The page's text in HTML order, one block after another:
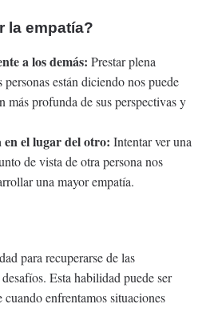
la empatía?
a los demás: Prestar plena
están diciendo nos puede
más profunda de sus perspectivas y
el lugar del otro: Intentar ver una
de vista de otra persona nos
una mayor empatía.
para recuperarse de las
Esta habilidad puede ser
enfrentamos situaciones